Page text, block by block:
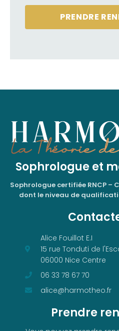
PRENDRE
Sophrologue et
Sophrologue certifiée RNCP –
dont le niveau de
Alice Fouillot E.I
15 rue Tonduti de
06000 Nice Centre
06 33 78 67 70
alice@harmotheo.fr
Prendre